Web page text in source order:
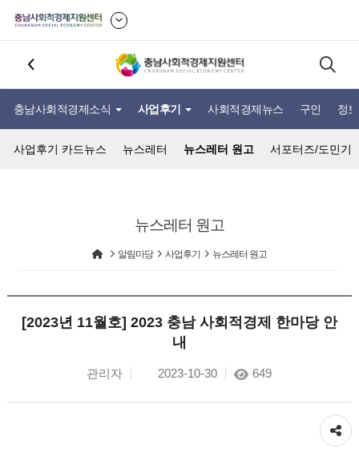
충남사회적경제소식 사업후기 사회적경제뉴스 구인 정
사업후기 카드뉴스 뉴스레터 뉴스레터 원고 서포터즈/도민기
뉴스레터 원고
알림마당 사업후기 뉴스레터 원고
[2023년 11월호] 2023 충남 사회적경제 한마당 안
내
관리자 2023-10-30 649
공유하기